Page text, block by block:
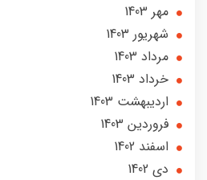
مهر 1403
شهریور 1403
مرداد 1403
خرداد 1403
ارديبهشت 1403
فروردین 1403
اسفند 1402
دی 1402